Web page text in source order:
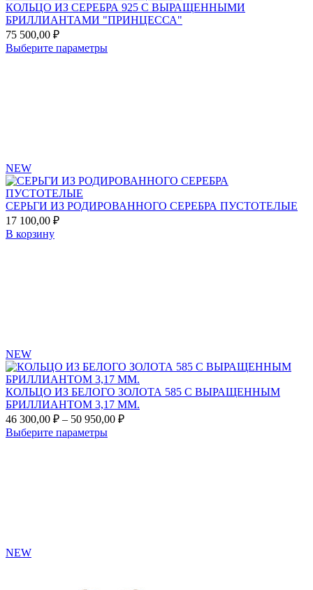
КОЛЬЦО ИЗ СЕРЕБРА 925 С ВЫРАЩЕННЫМИ
БРИЛЛИАНТАМИ "ПРИНЦЕССА"
75 500,00 ₽
Выберите параметрыЭтот
NEW
СЕРЬГИ ИЗ РОДИРОВАННОГО СЕРЕБРА ПУСТОТЕЛЫЕ
17 100,00 ₽
В корзину
NEW
КОЛЬЦО ИЗ БЕЛОГО ЗОЛОТА 585 С ВЫРАЩЕННЫМ
БРИЛЛИАНТОМ 3,17 ММ.
46 300,00 ₽ – 50 950,00 ₽Диапазон
Выберите параметрыЭтот
NEW